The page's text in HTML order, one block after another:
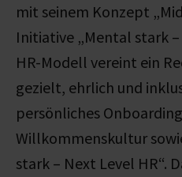
mit seinem Konzept
Initiative „Mental stark –
HR-Modell vereint ein
gezielt, ehrlich und
persönliches
Willkommenskultur
stark – Next Level HR“.